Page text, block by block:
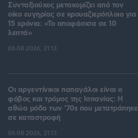
Συνταξιούχος μετακομίζει από τον
οίκο ευγηρίας σε κρουαζιερόπλοιο για
15 χρόνια: «Το αποφάσισα σε 10
λεπτά»
06.08.2026, 21:13
Οι αργεντίνικοι παπαγάλοι είναι ο
φόβος και τρόμος της Ισπανίας: Η
αθώα μόδα των '70s που μετατράπηκε
σε καταστροφή
06.08.2026, 21:13